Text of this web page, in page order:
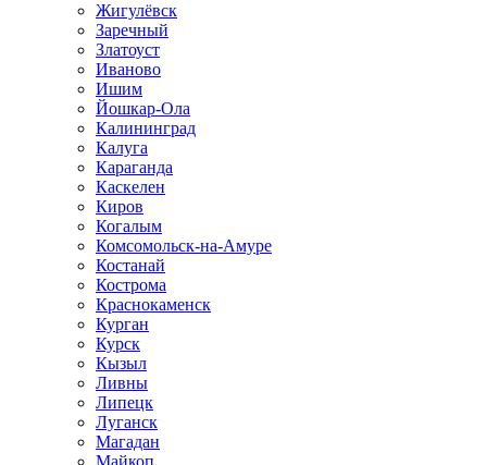
Жигулёвск
Заречный
Златоуст
Иваново
Ишим
Йошкар-Ола
Калининград
Калуга
Караганда
Каскелен
Киров
Когалым
Комсомольск-на-Амуре
Костанай
Кострома
Краснокаменск
Курган
Курск
Кызыл
Ливны
Липецк
Луганск
Магадан
Майкоп